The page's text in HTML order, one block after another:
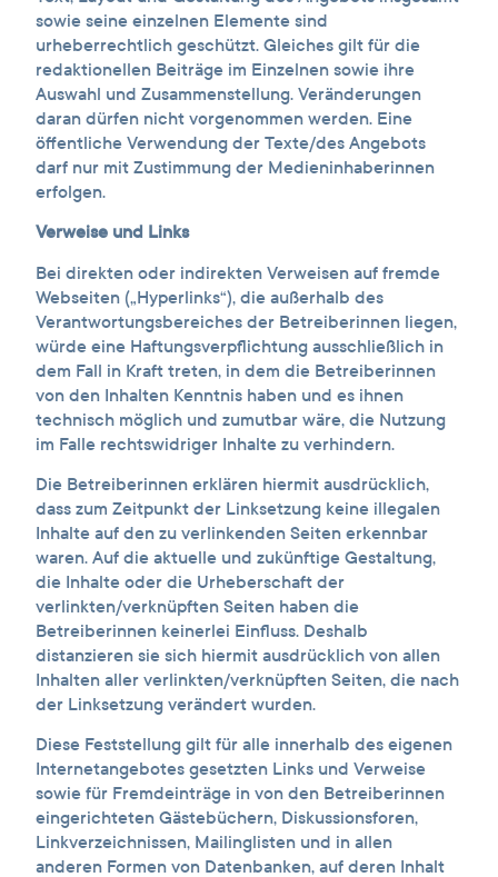
sowie seine einzelnen Elemente sind
urheberrechtlich geschützt. Gleiches gilt für die
redaktionellen Beiträge im Einzelnen sowie ihre
Auswahl und Zusammenstellung. Veränderungen
daran dürfen nicht vorgenommen werden. Eine
öffentliche Verwendung der Texte/des Angebots
darf nur mit Zustimmung der Medieninhaberinnen
erfolgen.
Verweise und Links
Bei direkten oder indirekten Verweisen auf fremde
Webseiten („Hyperlinks“), die außerhalb des
Verantwortungsbereiches der Betreiberinnen liegen,
würde eine Haftungsverpflichtung ausschließlich in
dem Fall in Kraft treten, in dem die Betreiberinnen
von den Inhalten Kenntnis haben und es ihnen
technisch möglich und zumutbar wäre, die Nutzung
im Falle rechtswidriger Inhalte zu verhindern.
Die Betreiberinnen erklären hiermit ausdrücklich,
dass zum Zeitpunkt der Linksetzung keine illegalen
Inhalte auf den zu verlinkenden Seiten erkennbar
waren. Auf die aktuelle und zukünftige Gestaltung,
die Inhalte oder die Urheberschaft der
verlinkten/verknüpften Seiten haben die
Betreiberinnen keinerlei Einfluss. Deshalb
distanzieren sie sich hiermit ausdrücklich von allen
Inhalten aller verlinkten/verknüpften Seiten, die nach
der Linksetzung verändert wurden.
Diese Feststellung gilt für alle innerhalb des eigenen
Internetangebotes gesetzten Links und Verweise
sowie für Fremdeinträge in von den Betreiberinnen
eingerichteten Gästebüchern, Diskussionsforen,
Linkverzeichnissen, Mailinglisten und in allen
anderen Formen von Datenbanken, auf deren Inhalt